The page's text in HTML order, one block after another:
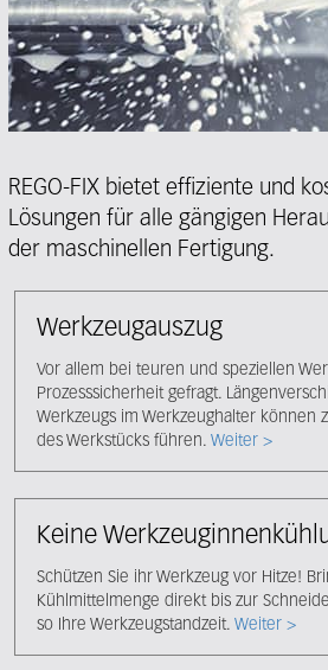
REGO-FIX bietet effiziente und
Lösungen für alle gängigen
der maschinellen Fertigung.
Werkzeugauszug
Vor allem bei teuren und speziellen
Prozesssicherheit gefragt.
Werkzeugs im Werkzeughalter können
des Werkstücks führen. Weiter >
Keine
Schützen Sie ihr Werkzeug vor Hitze!
Kühlmittelmenge direkt bis zur
so Ihre Werkzeugstandzeit. Weiter >